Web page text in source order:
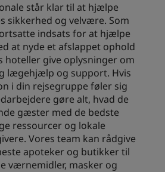
står klar til at hjælpe
sikkerhed og velvære. Som
indsats for at hjælpe
at nyde et afslappet ophold
hoteller give oplysninger om
lægehjælp og support. Hvis
i din rejsegruppe føler sig
gøre alt, hvad de
gæster med de bedste
ressourcer og lokale
Vores team kan rådgive
apoteker og butikker til
værnemidler, masker og